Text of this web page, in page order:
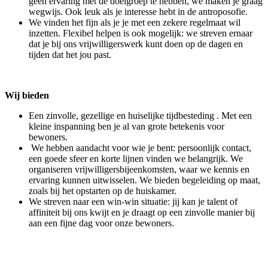
wegwijs. Ook leuk als je interesse hebt in de antroposofie.
We vinden het fijn als je je met een zekere regelmaat wil
inzetten. Flexibel helpen is ook mogelijk: we streven ernaar
dat je bij ons vrijwilligerswerk kunt doen op de dagen en
tijden dat het jou past.
Wij bieden
Een zinvolle, gezellige en huiselijke tijdbesteding . Met een
kleine inspanning ben je al van grote betekenis voor
bewoners.
We hebben aandacht voor wie je bent: persoonlijk contact,
een goede sfeer en korte lijnen vinden we belangrijk. We
organiseren vrijwilligersbijeenkomsten, waar we kennis en
ervaring kunnen uitwisselen. We bieden begeleiding op maat,
zoals bij het opstarten op de huiskamer.
We streven naar een win-win situatie: jij kan je talent of
affiniteit bij ons kwijt en je draagt op een zinvolle manier bij
aan een fijne dag voor onze bewoners.